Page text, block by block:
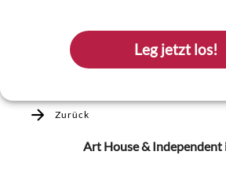
Leg jetzt los!
Zurück
Art House & Independent